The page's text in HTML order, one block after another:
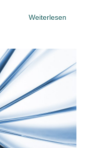
Weiterlesen